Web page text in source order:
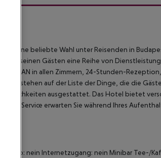
ist eine beliebte Wahl unter Reisenden in
seinen Gästen eine Reihe von
WLAN in allen Zimmern, 24-Stunden-
stehen auf der Liste der Dinge, die die
ausgestattet. Das Hotel bietet
Service erwarten Sie während Ihres
Radio: nein Internetzugang: nein Minibar Tee-/